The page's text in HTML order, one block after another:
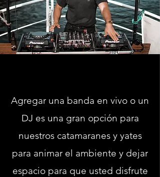
Agregar una banda en vivo o un
DJ es una gran opción para
nuestros catamaranes y yates
para animar el ambiente y dejar
espacio para que usted disfrute